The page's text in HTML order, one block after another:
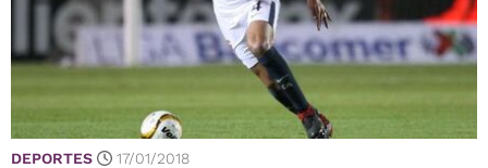
DEPORTES 17/01/2018